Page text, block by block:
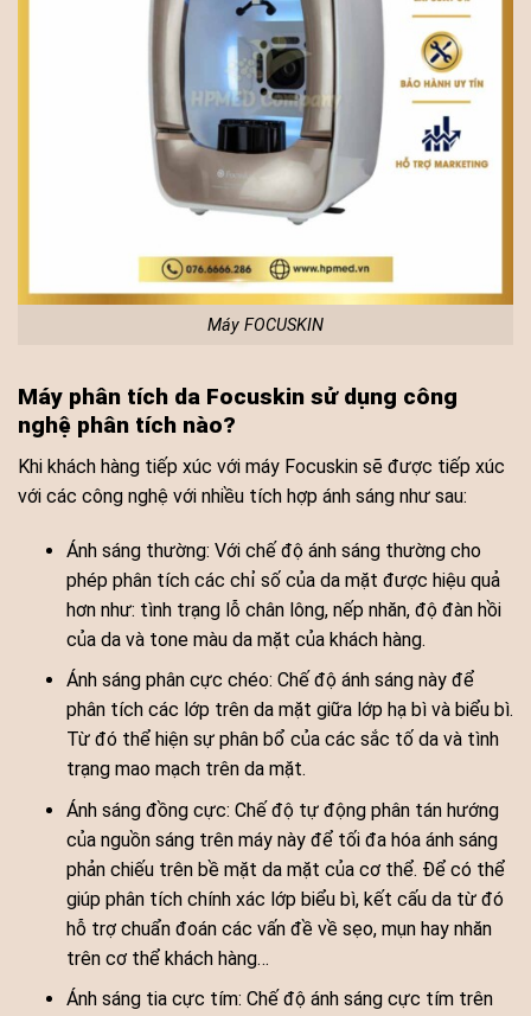
Máy FOCUSKIN
Máy phân tích da Focuskin sử dụng công
nghệ phân tích nào?
Khi khách hàng tiếp xúc với máy Focuskin sẽ được tiếp xúc
với các công nghệ với nhiều tích hợp ánh sáng như sau:
Ánh sáng thường: Với chế độ ánh sáng thường cho
phép phân tích các chỉ số của da mặt được hiệu quả
hơn như: tình trạng lỗ chân lông, nếp nhăn, độ đàn hồi
của da và tone màu da mặt của khách hàng.
Ánh sáng phân cực chéo: Chế độ ánh sáng này để
phân tích các lớp trên da mặt giữa lớp hạ bì và biểu bì.
Từ đó thể hiện sự phân bổ của các sắc tố da và tình
trạng mao mạch trên da mặt.
Ánh sáng đồng cực: Chế độ tự động phân tán hướng
của nguồn sáng trên máy này để tối đa hóa ánh sáng
phản chiếu trên bề mặt da mặt của cơ thể. Để có thể
giúp phân tích chính xác lớp biểu bì, kết cấu da từ đó
hỗ trợ chuẩn đoán các vấn đề về sẹo, mụn hay nhăn
trên cơ thể khách hàng…
Ánh sáng tia cực tím: Chế độ ánh sáng cực tím trên